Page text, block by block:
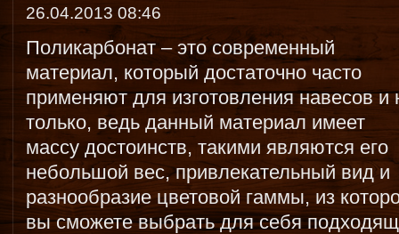
26.04.2013 08:46
Поликарбонат – это современный
материал, который достаточно часто
применяют для изготовления навесов и
только, ведь данный материал имеет
массу достоинств, такими являются его
небольшой вес, привлекательный вид и
разнообразие цветовой гаммы, из
вы сможете выбрать для себя